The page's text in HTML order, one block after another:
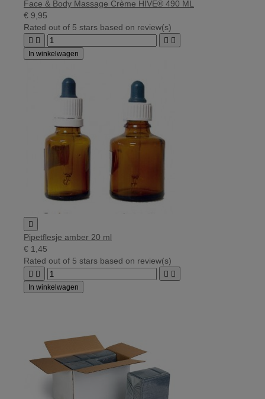
Face & Body Massage Crème HIVE® 490 ML
€ 9,95
Rated out of 5 stars based on review(s)
   
In winkelwagen

Pipetflesje amber 20 ml
€ 1,45
Rated out of 5 stars based on review(s)
   
In winkelwagen